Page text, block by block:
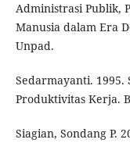
Administrasi Publik,
Manusia dalam Era
Unpad.
Sedarmayanti. 1995.
Produktivitas Kerja.
Siagian, Sondang P.